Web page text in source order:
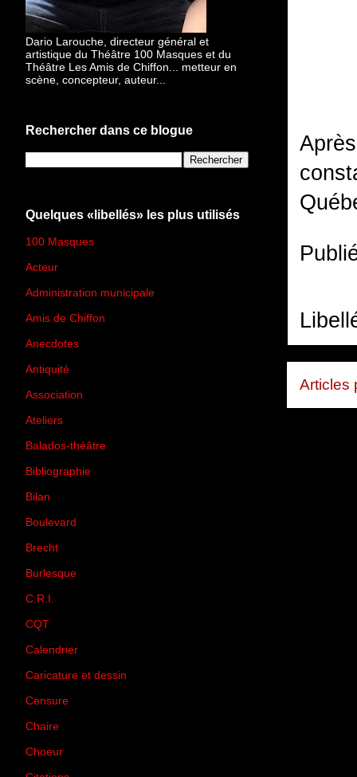
Articles
Dario Larouche, directeur général et
artistique du Théâtre 100 Masques et du
Théâtre Les Amis de Chiffon... metteur en
scène, concepteur, auteur...
Rechercher dans ce blogue
Quelques «libellés» les plus utilisés
100 Masques
Acteur
Administration municipale
Amis de Chiffon
Anecdotes
Antiquité
Association
Ateliers
Balados-théâtre
Bibliographie
Bilan
Boulevard
Brecht
Burlesque
C.R.I.
CQT
Calendrier
Caricature et dessin
Censure
Chaire
Choeur